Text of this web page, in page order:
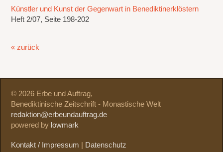
Künstler und Kunst der Gegenwart in Benediktinerklöstern
Heft 2/07, Seite 198-202
« zurück
© 2026 Erbe und Auftrag,
Benediktinische Zeitschrift - Monastische Welt
redaktion@erbeundauftrag.de
powered by lowmark
Kontakt / Impressum Datenschutz